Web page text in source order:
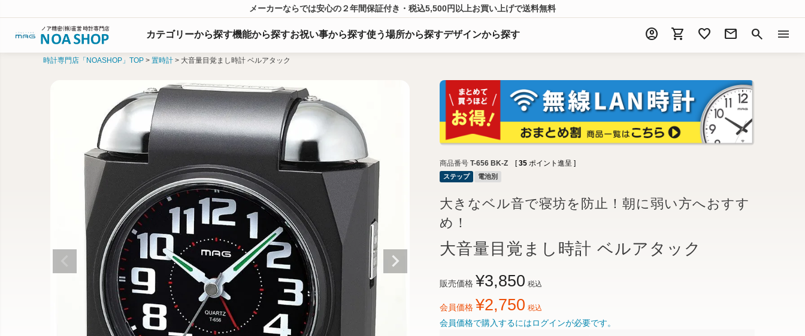
メーカーならでは安心の２年間保証付き・税込5,500円以上お買い上げで送料無料
カテゴリーから探す機能から探すお祝い事から探す使う場所から探すデザインから探す account_circle shopping_cart favorite mail search menu
時計専門店「NOASHOP」TOP 置時計 大音量目覚まし時計 ベルアタック
商品番号 T-656 BK-Z [ 35 ポイント進呈 ]
ステップ 電池別
大きなベル音で寝坊を防止！朝に弱い方へおすす
め！
大音量目覚まし時計 ベルアタック
販売価格 ¥3,850 税込
会員価格 ¥2,750 税込
会員価格で購入するにはログインが必要です。